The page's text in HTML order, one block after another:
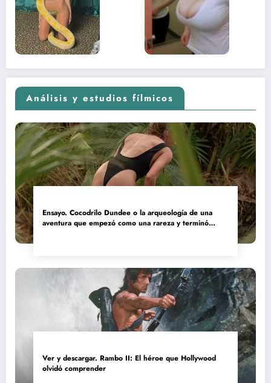
adolescente
Análisis y estudios fílmicos
Ensayo. Cocodrilo Dundee o la arqueología de una
aventura que empezó como una rareza y terminó
Ver y descargar. Rambo II: El héroe que Hollywood
olvidó comprender